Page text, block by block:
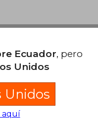
Ecuador, pero
Unidos
Unidos
aquí